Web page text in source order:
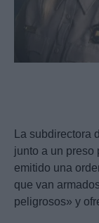
La subdirectora
junto a un preso
emitido una
que van
peligrosos» y